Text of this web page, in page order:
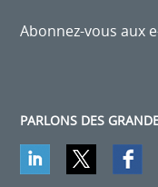
Abonnez-vous aux
PARLONS DES